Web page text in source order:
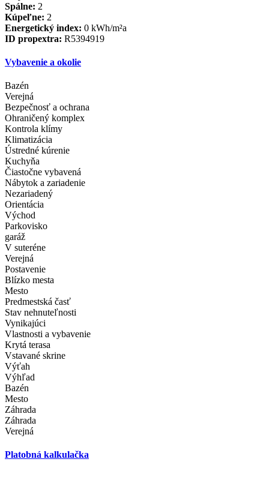
Spálne: 2
Kúpeľne: 2
Energetický index: 0 kWh/m²a
ID propextra: R5394919
Vybavenie a okolie
Bazén
Verejná
Bezpečnosť a ochrana
Ohraničený komplex
Kontrola klímy
Klimatizácia
Ústredné kúrenie
Kuchyňa
Čiastočne vybavená
Nábytok a zariadenie
Nezariadený
Orientácia
Východ
Parkovisko
garáž
V suteréne
Verejná
Postavenie
Blízko mesta
Mesto
Predmestská časť
Stav nehnuteľnosti
Vynikajúci
Vlastnosti a vybavenie
Krytá terasa
Vstavané skrine
Výťah
Výhľad
Bazén
Mesto
Záhrada
Záhrada
Verejná
Platobná kalkulačka